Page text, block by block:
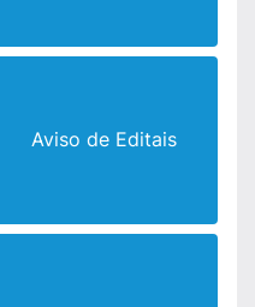
Aviso de Editais